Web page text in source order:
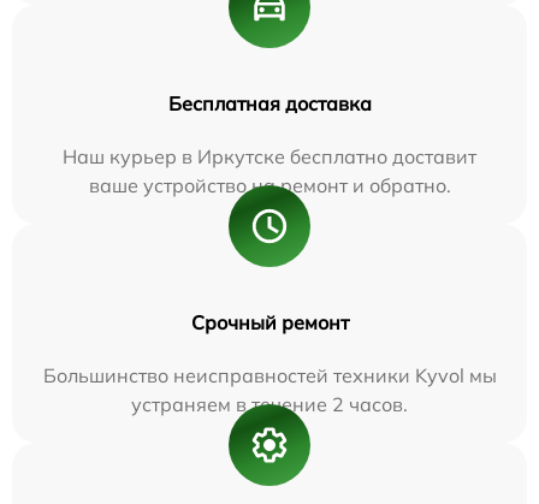
Бесплатная доставка
Наш курьер в Иркутске бесплатно доставит
ваше устройство на ремонт и обратно.
Срочный ремонт
Большинство неисправностей техники Kyvol мы
устраняем в течение 2 часов.